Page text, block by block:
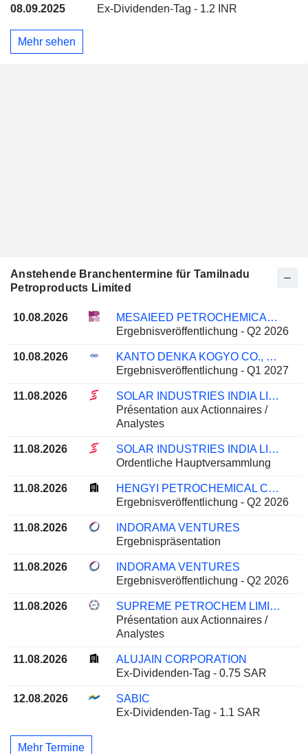
08.09.2025 Ex-Dividenden-Tag - 1.2 INR
Mehr sehen
Anstehende Branchentermine für Tamilnadu
Petroproducts Limited
10.08.2026
MESAIEED PETROCHEMICAL HOLDING COMPANY Q.P.S.C.
Ergebnisveröffentlichung - Q2 2026
10.08.2026
KANTO DENKA KOGYO CO., LTD.
Ergebnisveröffentlichung - Q1 2027
11.08.2026
SOLAR INDUSTRIES INDIA LIMITED
Présentation aux Actionnaires /
Analystes
11.08.2026
SOLAR INDUSTRIES INDIA LIMITED
Ordentliche Hauptversammlung
11.08.2026
HENGYI PETROCHEMICAL CO., LTD.
Ergebnisveröffentlichung - Q2 2026
11.08.2026
INDORAMA VENTURES
Ergebnispräsentation
11.08.2026
INDORAMA VENTURES
Ergebnisveröffentlichung - Q2 2026
11.08.2026
SUPREME PETROCHEM LIMITED
Présentation aux Actionnaires /
Analystes
11.08.2026
ALUJAIN CORPORATION
Ex-Dividenden-Tag - 0.75 SAR
12.08.2026
SABIC
Ex-Dividenden-Tag - 1.1 SAR
Mehr Termine